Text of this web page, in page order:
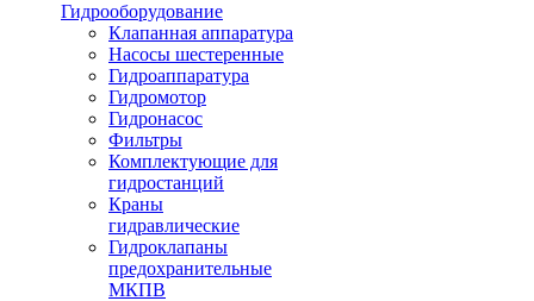
Гидрооборудование
Клапанная аппаратура
Насосы шестеренные
Гидроаппаратура
Гидромотор
Гидронасос
Фильтры
Комплектующие для
гидростанций
Краны
гидравлические
Гидроклапаны
предохранительные
МКПВ